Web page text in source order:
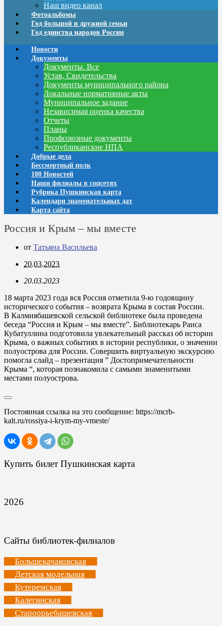
Наш видео канал
Фотоальбомы
Год большой и дружной семьи
Год единства народов России
Новости
Документы
Документы. Все
Устав, Свидетельства
Документы муниципального района
Локальные нормативные акты
Муниципальное задание
Независимая оценка качества
Отчеты
Планы
Профсоюзные документы
Республиканские НПА
Добрые дела
Бессмертный полк
100 Новостей
Наши филиалы в соцсетях
Рубрика Пушкинская карта
Календари знаменательных дат
Карта сайта
Россия и Крым – мы вместе
от Татьяна Васильева
20.03.2023
20.03.2023
18 марта 2023 года вся Россия отметила 9-ю годовщину
исторического события – возврата Крыма в состав России.
В Калмиябашевской сельской библиотеке была проведена
беседа “Россия и Крым – мы вместе”. Библиотекарь Раиса
Кубатуллина подготовила увлекательный рассказ об истории
Крыма, о важных событиях в истории республики, о значении
полуострова для России. Совершить виртуальную экскурсию
помогла слайд – презентация ” Достопримечательности
Крыма “, которая познакомила с самыми знаменитыми
местами полуострова.
Постоянная ссылка на это сообщение: https://mcrb-
kalt.ru/rossiya-i-krym-my-vmeste/
Купить билет Пушкинская карта
2026
Сайты библиотек-филиалов
Большекачаковская
Детская модельная
Кутеремская
Калегинская
Староорьебашевская